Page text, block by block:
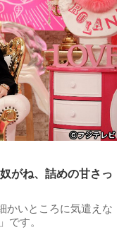
がね、詰めの甘さっ
かいところに気遣えな
です。